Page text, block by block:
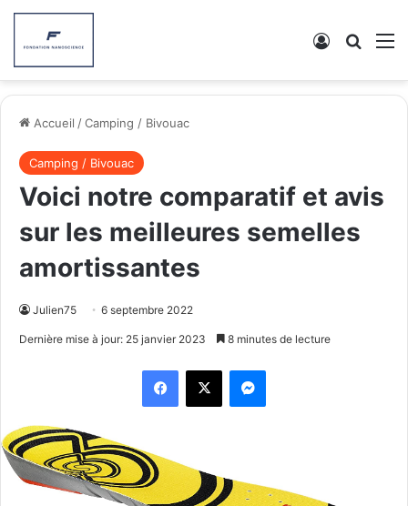
Connexion
Accueil /Camping / Bivouac
Camping / Bivouac
Voici notre comparatif et avis
sur les meilleures semelles
amortissantes
Julien75 6 septembre 2022
Dernière mise à jour: 25 janvier 2023 8 minutes de lecture
Facebook
X Messenger